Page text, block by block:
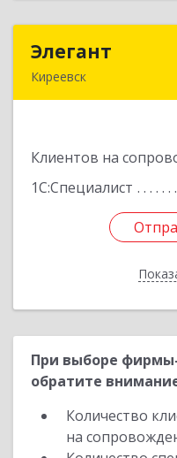
Элегант
Киреевск
Клиентов на
1С:Специалист
При выборе
обратите
Количество
на